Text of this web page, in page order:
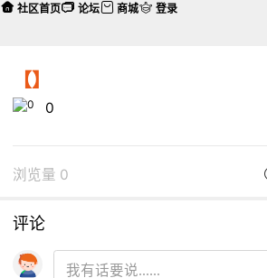
【】
0
浏览量 0
评论
社区首页 论坛 商城 登录